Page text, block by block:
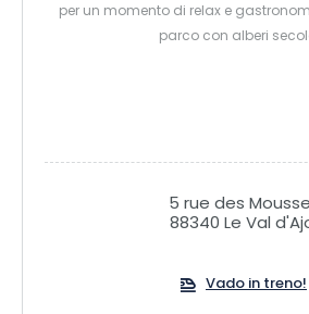
per un momento di relax e
parco con alberi
5 rue des
88340 Le Val
Vado in treno!